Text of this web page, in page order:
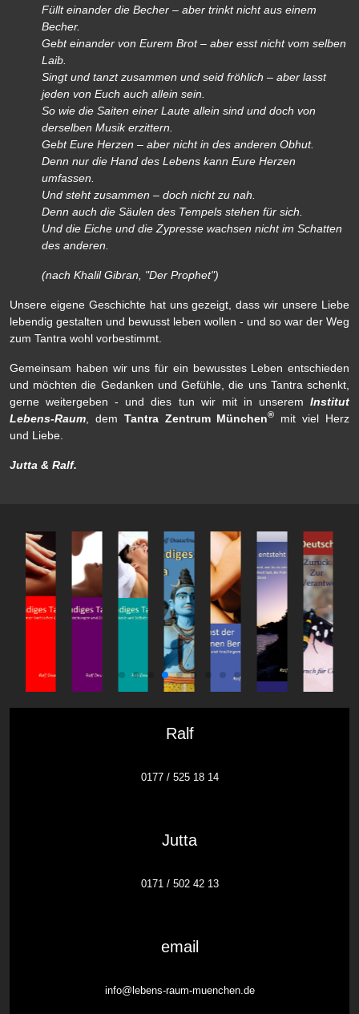
Füllt einander die Becher – aber trinkt nicht aus einem
Becher.
Gebt einander von Eurem Brot – aber esst nicht vom selben
Laib.
Singt und tanzt zusammen und seid fröhlich – aber lasst
jeden von Euch auch allein sein.
So wie die Saiten einer Laute allein sind und doch von
derselben Musik erzittern.
Gebt Eure Herzen – aber nicht in des anderen Obhut.
Denn nur die Hand des Lebens kann Eure Herzen
umfassen.
Und steht zusammen – doch nicht zu nah.
Denn auch die Säulen des Tempels stehen für sich.
Und die Eiche und die Zypresse wachsen nicht im Schatten
des anderen.
(nach Khalil Gibran, "Der Prophet")
Unsere eigene Geschichte hat uns gezeigt, dass wir unsere Liebe
lebendig gestalten und bewusst leben wollen - und so war der Weg
zum Tantra wohl vorbestimmt.
Gemeinsam haben wir uns für ein bewusstes Leben entschieden
und möchten die Gedanken und Gefühle, die uns Tantra schenkt,
gerne weitergeben - und dies tun wir mit in unserem Institut
Lebens-Raum , dem Tantra Zentrum München®
mit viel Herz
und Liebe.
Jutta & Ralf.
Ralf
0177 / 525 18 14
Jutta
0171 / 502 42 13
email
info@lebens-raum-muenchen.de